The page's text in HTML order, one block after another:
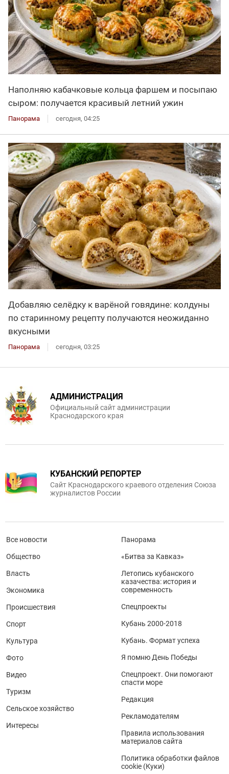
Наполняю кабачковые кольца фаршем и посыпаю
сыром: получается красивый летний ужин
Панорама сегодня, 04:25
Добавляю селёдку к варёной говядине: колдуны
по старинному рецепту получаются неожиданно
вкусными
Панорама сегодня, 03:25
АДМИНИСТРАЦИЯ
Официальный сайт администрации
Краснодарского края
КУБАНСКИЙ РЕПОРТЕР
Сайт Краснодарского краевого отделения Союза
журналистов России
Все новости
Общество
Власть
Экономика
Происшествия
Спорт
Культура
Фото
Видео
Туризм
Сельское хозяйство
Интересы
Панорама
«Битва за Кавказ»
Летопись кубанского
казачества: история и
современность
Спецпроекты
Кубань 2000-2018
Кубань. Формат успеха
Я помню День Победы
Спецпроект. Они помогают
спасти море
Редакция
Рекламодателям
Правила использования
материалов сайта
Политика обработки файлов
cookie (Куки)